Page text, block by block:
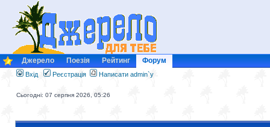
Джерело Поезія Рейтинг Форум
Вхід Реєстрація Написати admin`у
Сьогодні: 07 серпня 2026, 05:26